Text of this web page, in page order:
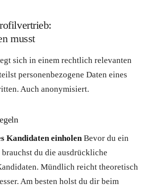
musst
sich in einem rechtlich relevanten
personenbezogene Daten eines
Auch anonymisiert.
Kandidaten einholenBevor du ein
du die ausdrückliche
Mündlich reicht theoretisch
Am besten holst du dir beim